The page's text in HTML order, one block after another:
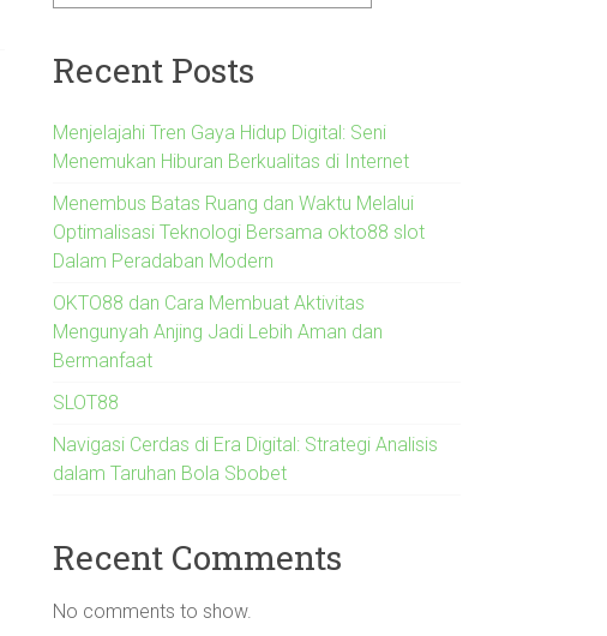
Recent Posts
Menjelajahi Tren Gaya Hidup Digital: Seni
Menemukan Hiburan Berkualitas di Internet
Menembus Batas Ruang dan Waktu Melalui
Optimalisasi Teknologi Bersama okto88 slot
Dalam Peradaban Modern
OKTO88 dan Cara Membuat Aktivitas
Mengunyah Anjing Jadi Lebih Aman dan
Bermanfaat
SLOT88
Navigasi Cerdas di Era Digital: Strategi Analisis
dalam Taruhan Bola Sbobet
Recent Comments
No comments to show.